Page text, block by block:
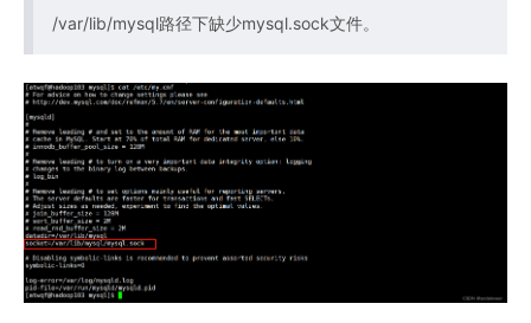
/var/lib/mysql路径下缺少mysql.sock文件。